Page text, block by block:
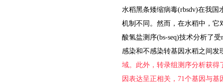
水稻黑条矮缩病毒(rbsdv)在我国
机制不同。然而，在水稻中，它
酸氢盐测序(bs-seq)技术分析了受
感染和不感染转基因水稻之间发
域。此外，转录组测序分析获得
因表达呈正相关， 71个基因与基